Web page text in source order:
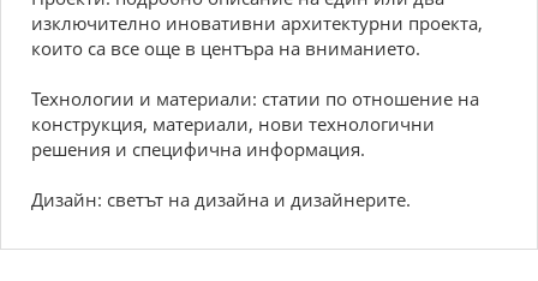
изключително иновативни архитектурни проекта,
които са все още в центъра на вниманието.
Технологии и материали: статии по отношение на
конструкция, материали, нови технологични
решения и специфична информация.
Дизайн: светът на дизайна и дизайнерите.